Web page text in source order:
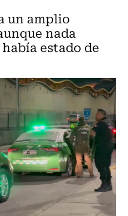
un amplio
nada
estado de